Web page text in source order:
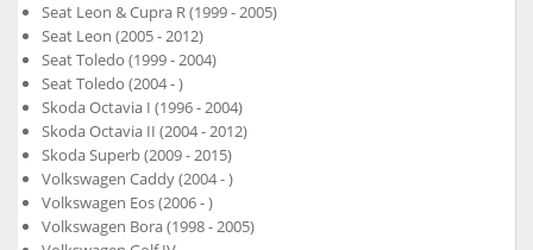
Seat Leon & Cupra R (1999 - 2005)
Seat Leon (2005 - 2012)
Seat Toledo (1999 - 2004)
Seat Toledo (2004 - )
Skoda Octavia I (1996 - 2004)
Skoda Octavia II (2004 - 2012)
Skoda Superb (2009 - 2015)
Volkswagen Caddy (2004 - )
Volkswagen Eos (2006 - )
Volkswagen Bora (1998 - 2005)